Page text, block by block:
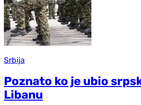
Srbija
Poznato ko je ubio
Libanu